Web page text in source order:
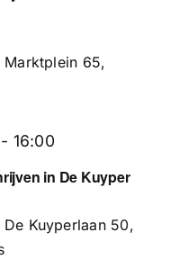
Marktplein 65,
in De Kuyper
- 16:00
De Kuyperlaan 50,